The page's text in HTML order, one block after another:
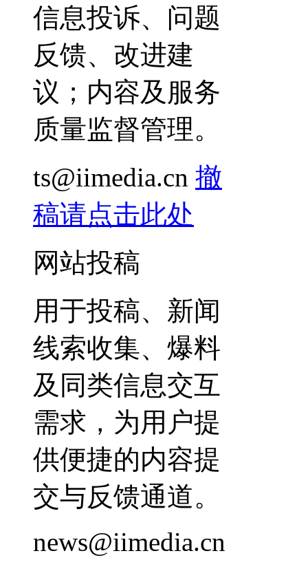
信息投诉、问题
反馈、改进建
议；内容及服务
质量监督管理。
ts@iimedia.cn 撤
稿请点击此处
网站投稿
用于投稿、新闻
线索收集、爆料
及同类信息交互
需求，为用户提
供便捷的内容提
交与反馈通道。
news@iimedia.cn